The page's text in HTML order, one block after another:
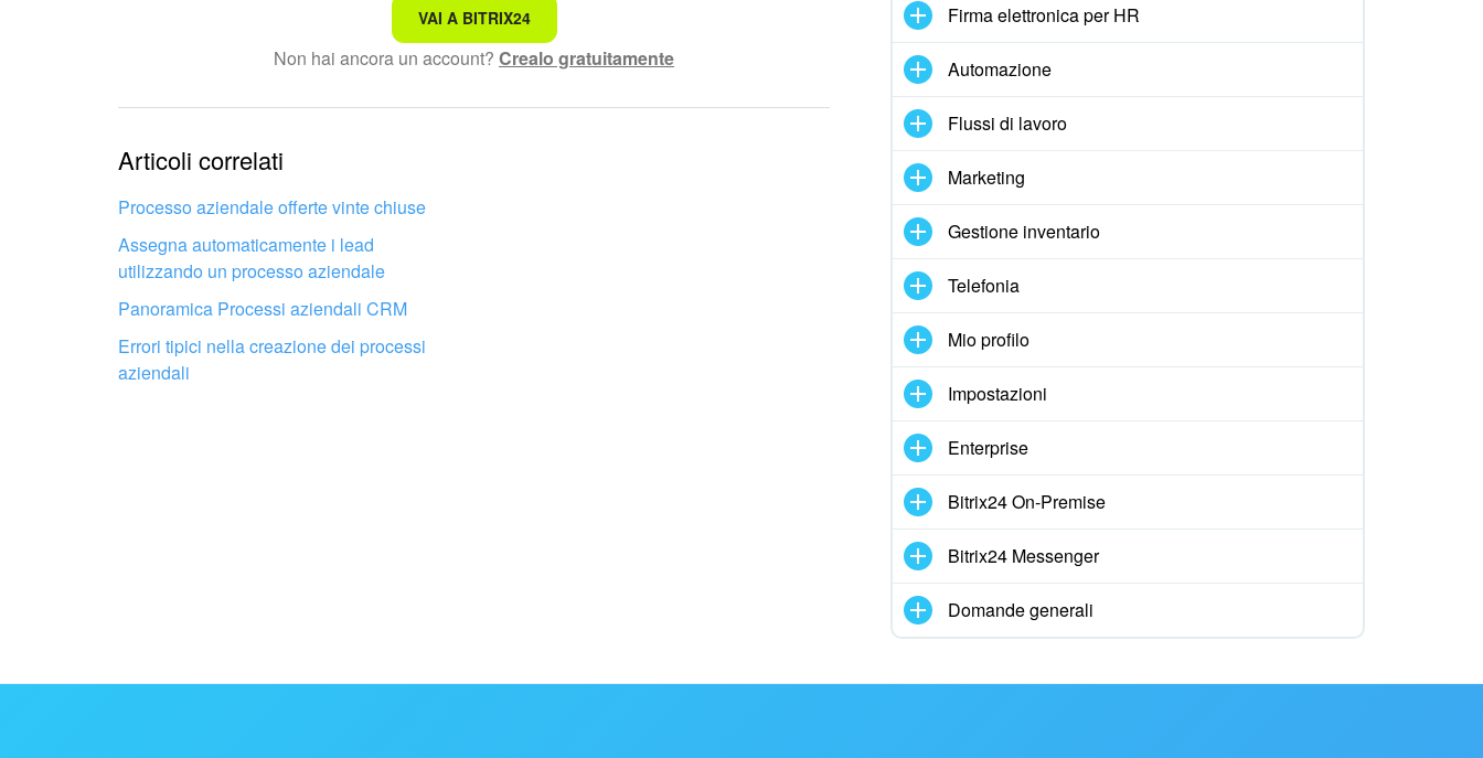
Non è quello che sto cercando.
Troppo breve, ho bisogno di maggiori informazioni.
Non mi soddisfa come funziona questo strumento
VAI A BITRIX24
Non hai ancora un account? Crealo gratuitamente
Articoli correlati
Processo aziendale offerte vinte chiuse
Assegna automaticamente i lead
utilizzando un processo aziendale
Panoramica Processi aziendali CRM
Errori tipici nella creazione dei processi
aziendali
Firma elettronica per HR
Automazione
Flussi di lavoro
Marketing
Gestione inventario
Telefonia
Mio profilo
Impostazioni
Enterprise
Bitrix24 On-Premise
Bitrix24 Messenger
Domande generali